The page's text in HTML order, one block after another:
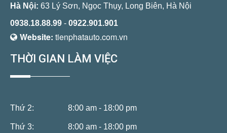
Hà Nội: 63 Lý Sơn, Ngọc Thụy, Long Biên, Hà Nội
0938.18.88.99 - 0922.901.901
Website: tienphatauto.com.vn
THỜI GIAN LÀM VIỆC
Thứ 2: 8:00 am - 18:00 pm
Thứ 3: 8:00 am - 18:00 pm